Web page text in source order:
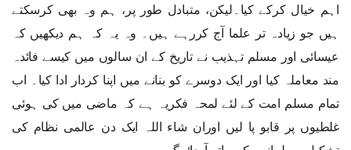
اہم خیال کرکے کیا۔لیکن، متبادل طور پر، ہم وہ بھی کرسکتے
ہیں جو زیادہ تر علما آج کررہے ہیں۔ وہ یہ کہ ہم دیکھیں کہ
عیسائی اور مسلم تہذیب نے تاریخ کے ان سالوں میں کیسے فائدہ
مند معاملہ کیا اور ایک دوسرے کو بنانے میں اپنا کردار ادا کیا۔ اب
تمام مسلم امت کے لئے لمحہ فکریہ ہے کہ ماضی میں کی ہوئی
غلطیوں پر قابو پا لیں اوران شاء اللہ ایک دن عالمی نظام کی